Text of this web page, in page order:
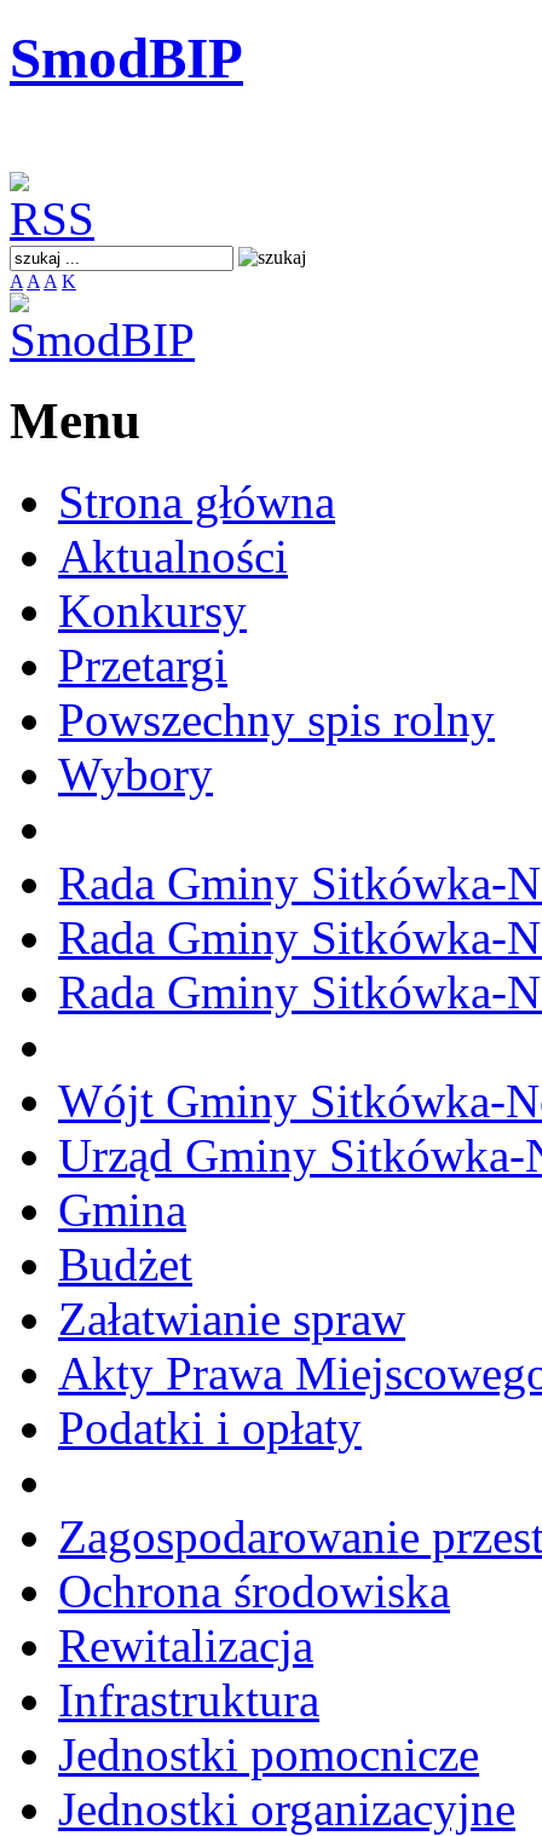
SmodBIP
A A A K
Menu
Strona główna
Aktualności
Konkursy
Przetargi
Powszechny spis rolny
Wybory
Rada Gminy Sitkówka-
Rada Gminy Sitkówka-
Rada Gminy Sitkówka-
Wójt Gminy Sitkówka-
Urząd Gminy
Gmina
Budżet
Załatwianie spraw
Akty Prawa
Podatki i opłaty
Zagospodarowanie
Ochrona środowiska
Rewitalizacja
Infrastruktura
Jednostki pomocnicze
Jednostki organizacyjne